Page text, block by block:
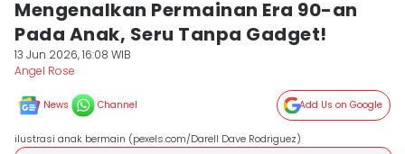
Mengenalkan Permainan Era 90-an
Pada Anak, Seru Tanpa Gadget!
13 Jun 2026, 16:08 WIB
Angel Rose
News Channel Add Us on Google
ilustrasi anak bermain (pexels.com/Darell Dave Rodriguez)